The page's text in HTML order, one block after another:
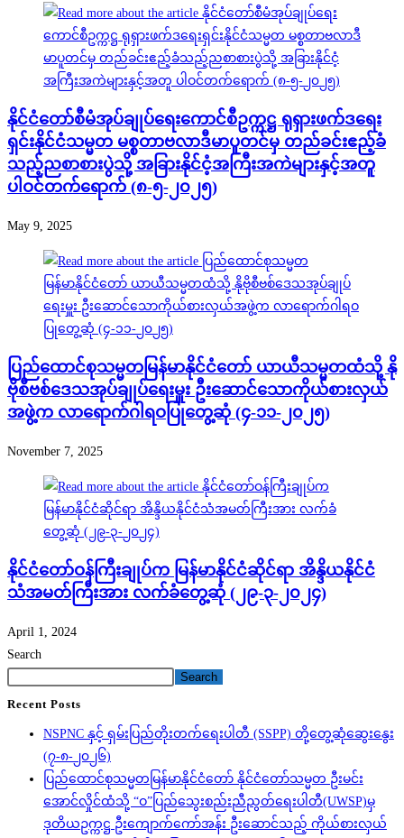
နိုင်ငံတော်စီမံအုပ်ချုပ်ရေးကောင်စီဥက္ကဋ္ဌ ရုရှားဖက်ဒရေး
ရှင်းနိုင်ငံသမ္မတ မစ္စတာဗလာဒီမာပူတင်မှ တည်ခင်းဧည့်ခံ
သည့်ညစာစားပွဲသို့ အခြားနိုင်ငံ့အကြီးအကဲများနှင့်အတူ
ပါဝင်တက်ရောက် (၈-၅-၂၀၂၅)
May 9, 2025
ပြည်ထောင်စုသမ္မတမြန်မာနိုင်ငံတော် ယာယီသမ္မတထံသို့ နို
ဗိုစီဗစ်ဒေသအုပ်ချုပ်ရေးမှူး ဦးဆောင်သောကိုယ်စားလှယ်
အဖွဲ့က လာရောက်ဂါရဝပြုတွေ့ဆုံ (၄-၁၁-၂၀၂၅)
November 7, 2025
နိုင်ငံတော်ဝန်ကြီးချုပ်က မြန်မာနိုင်ငံဆိုင်ရာ အိန္ဒိယနိုင်ငံ
သံအမတ်ကြီးအား လက်ခံတွေ့ဆုံ (၂၉-၃-၂၀၂၄)
April 1, 2024
Search
Search
Recent Posts
NSPNC နှင့် ရှမ်းပြည်တိုးတက်ရေးပါတီ (SSPP) တို့တွေ့ဆုံဆွေးနွေး
(၇-၈-၂၀၂၆)
ပြည်ထောင်စုသမ္မတမြန်မာနိုင်ငံတော် နိုင်ငံတော်သမ္မတ ဦးမင်း
အောင်လှိုင်ထံသို့ “ဝ”ပြည်သွေးစည်းညီညွတ်ရေးပါတီ(UWSP)မှ
ဒုတိယဥက္ကဋ္ဌ ဦးကျောက်ကော်အန်း ဦးဆောင်သည့် ကိုယ်စားလှယ်